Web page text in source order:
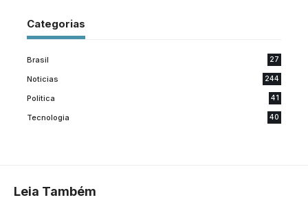
Categorias
Brasil 27
Noticias 244
Politica 41
Tecnologia 40
Leia Também